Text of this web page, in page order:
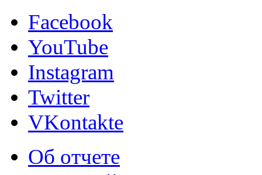
Facebook
YouTube
Instagram
Twitter
VKontakte
Об отчете